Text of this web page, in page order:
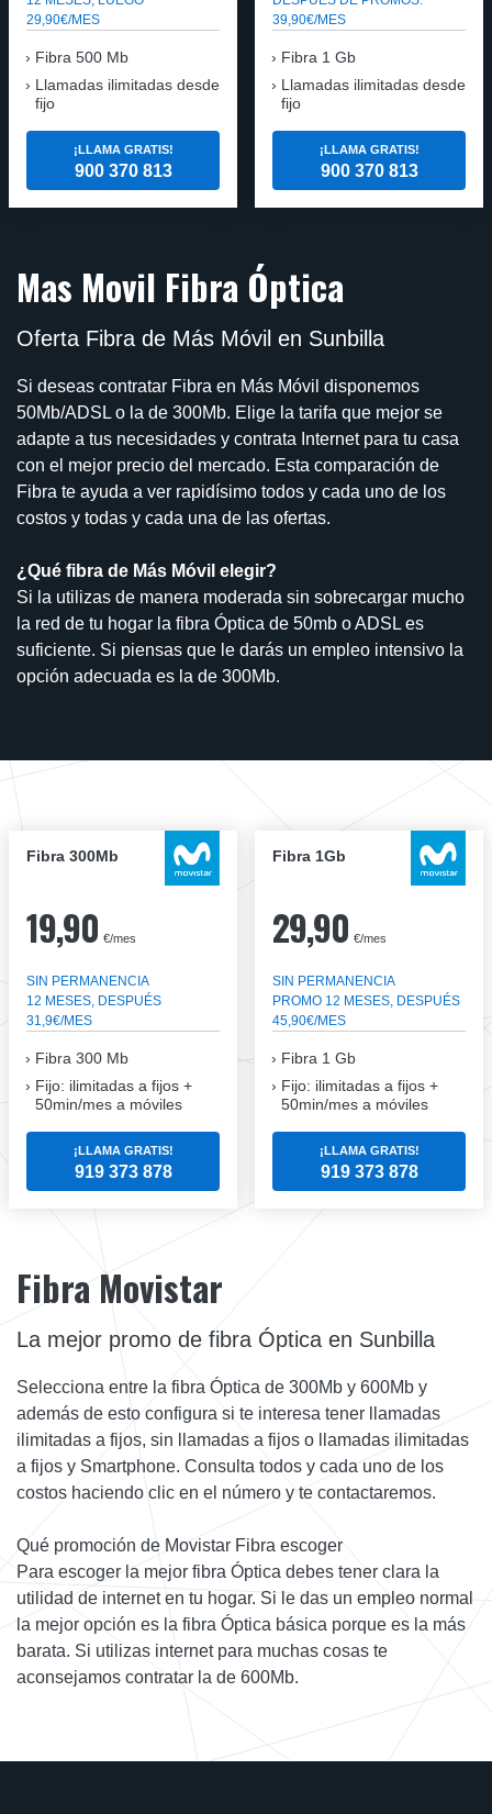
29,90€/MES
Fibra 500 Mb
Llamadas ilimitadas desde
fijo
¡LLAMA GRATIS!
900 370 813
39,90€/MES
Fibra 1 Gb
Llamadas ilimitadas desde
fijo
¡LLAMA GRATIS!
900 370 813
Mas Movil Fibra Óptica
Oferta Fibra de Más Móvil en Sunbilla
Si deseas contratar Fibra en Más Móvil disponemos
50Mb/ADSL o la de 300Mb. Elige la tarifa que mejor se
adapte a tus necesidades y contrata Internet para tu casa
con el mejor precio del mercado. Esta comparación de
Fibra te ayuda a ver rapidísimo todos y cada uno de los
costos y todas y cada una de las ofertas.
¿Qué fibra de Más Móvil elegir?
Si la utilizas de manera moderada sin sobrecargar mucho
la red de tu hogar la fibra Óptica de 50mb o ADSL es
suficiente. Si piensas que le darás un empleo intensivo la
opción adecuada es la de 300Mb.
Fibra 300Mb
19,90 €/mes
SIN PERMANENCIA
12 MESES, DESPUÉS
31,9€/MES
Fibra 300 Mb
Fijo: ilimitadas a fijos +
50min/mes a móviles
¡LLAMA GRATIS!
919 373 878
Fibra 1Gb
29,90 €/mes
SIN PERMANENCIA
PROMO 12 MESES, DESPUÉS
45,90€/MES
Fibra 1 Gb
Fijo: ilimitadas a fijos +
50min/mes a móviles
¡LLAMA GRATIS!
919 373 878
Fibra Movistar
La mejor promo de fibra Óptica en Sunbilla
Selecciona entre la fibra Óptica de 300Mb y 600Mb y
además de esto configura si te interesa tener llamadas
ilimitadas a fijos, sin llamadas a fijos o llamadas ilimitadas
a fijos y Smartphone. Consulta todos y cada uno de los
costos haciendo clic en el número y te contactaremos.
Qué promoción de Movistar Fibra escoger
Para escoger la mejor fibra Óptica debes tener clara la
utilidad de internet en tu hogar. Si le das un empleo normal
la mejor opción es la fibra Óptica básica porque es la más
barata. Si utilizas internet para muchas cosas te
aconsejamos contratar la de 600Mb.